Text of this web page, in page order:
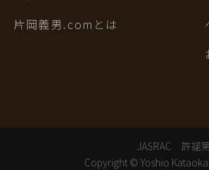
片岡義男.comとは
JASRAC 許諾
Copyright © Yoshio